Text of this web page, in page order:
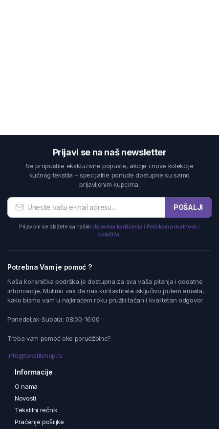
Prijavi se na naš newsletter
Ne propustite ekskluzivne popuste, akcije i nove kolekcije
kućnog tekstila – specijalne ponude dostupne su samo
prijavljenim kupcima.
POŠALJI
Prijavom se slažete sa našim Uslovima korišćenja i Politikom privatnosti i
kolačića.
Potrebna Vam je pomoć ?
Naša korisnička podrška je dostupna za sva vaša pitanja i dodatne
informacije. Molimo vas da nas kontaktirate isključivo putem emaila,
kako bismo vam u najkraćem roku pružili tačan i kvalitetan odgovor.
Ponedeljak-Subota: 08:00-16:00
Treba vam pomoć oko porudžbine?
info@tekstilshop.rs
Informacije
O nama
Novosti
Tekstilni rečnik
Praćenje pošiljke